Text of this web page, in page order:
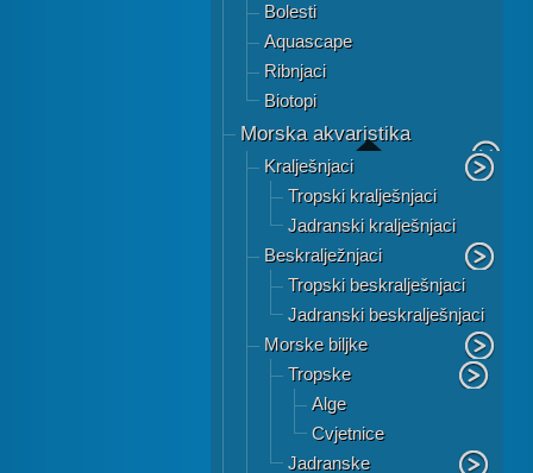
Bolesti
Aquascape
Ribnjaci
Biotopi
Morska akvaristika
Kralješnjaci
Tropski kralješnjaci
Jadranski kralješnjaci
Beskralježnjaci
Tropski beskralješnjaci
Jadranski beskralješnjaci
Morske biljke
Tropske
Alge
Cvjetnice
Jadranske